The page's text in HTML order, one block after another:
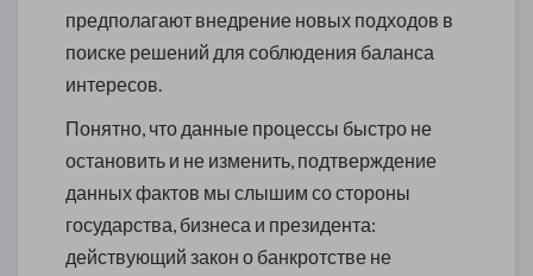
предполагают внедрение новых подходов в
поиске решений для соблюдения баланса
интересов.
Понятно, что данные процессы быстро не
остановить и не изменить, подтверждение
данных фактов мы слышим со стороны
государства, бизнеса и президента:
действующий закон о банкротстве не